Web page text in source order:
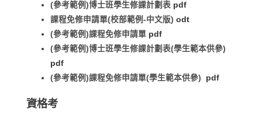
(參考範例)博士班學生修課計劃表 pdf
課程免修申請單(校部範例-中文版) odt
(參考範例)課程免修申請單 pdf
(參考範例)博士班學生修課計劃表(學生範本供參)
pdf
(參考範例)課程免修申請單(學生範本供參)
pdf
資格考